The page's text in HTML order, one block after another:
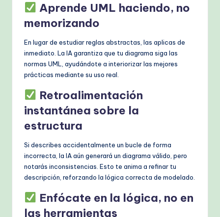
Aprende UML haciendo, no
memorizando
En lugar de estudiar reglas abstractas, las aplicas de
inmediato. La IA garantiza que tu diagrama siga las
normas UML, ayudándote a interiorizar las mejores
prácticas mediante su uso real.
Retroalimentación
instantánea sobre la
estructura
Si describes accidentalmente un bucle de forma
incorrecta, la IA aún generará un diagrama válido, pero
notarás inconsistencias. Esto te anima a refinar tu
descripción, reforzando la lógica correcta de modelado.
Enfócate en la lógica, no en
las herramientas